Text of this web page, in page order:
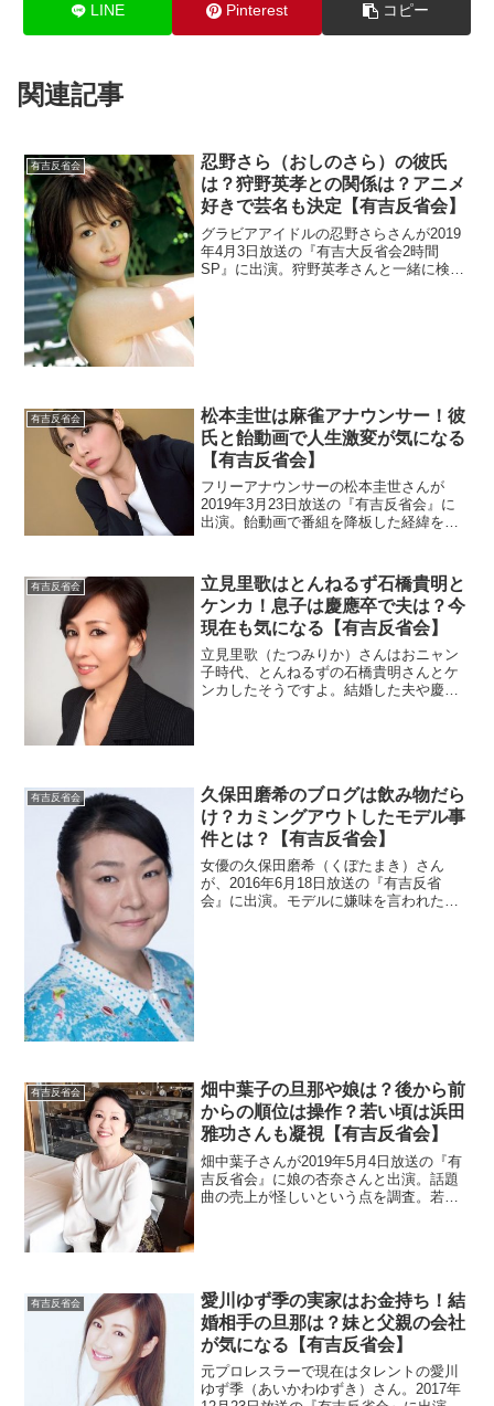
LINE Pinterest コピー
関連記事
有吉反省会
忍野さら（おしのさら）の彼氏
は？狩野英孝との関係は？アニメ
好きで芸名も決定【有吉反省会】
グラビアアイドルの忍野さらさんが2019
年4月3日放送の『有吉大反省会2時間
SP』に出演。狩野英孝さんと一緒に検索
有吉反省会
松本圭世は麻雀アナウンサー！彼
氏と飴動画で人生激変が気になる
【有吉反省会】
フリーアナウンサーの松本圭世さんが
2019年3月23日放送の『有吉反省会』に
出演。飴動画で番組を降板した経緯を調
有吉反省会
立見里歌はとんねるず石橋貴明と
ケンカ！息子は慶應卒で夫は？今
現在も気になる【有吉反省会】
立見里歌（たつみりか）さんはおニャン
子時代、とんねるずの石橋貴明さんとケ
ンカしたそうですよ。結婚した夫や慶応
有吉反省会
久保田磨希のブログは飲み物だら
け？カミングアウトしたモデル事
件とは？【有吉反省会】
女優の久保田磨希（くぼたまき）さん
が、2016年6月18日放送の『有吉反省
会』に出演。モデルに嫌味を言われたら
有吉反省会
畑中葉子の旦那や娘は？後から前
からの順位は操作？若い頃は浜田
雅功さんも凝視【有吉反省会】
畑中葉子さんが2019年5月4日放送の『有
吉反省会』に娘の杏奈さんと出演。話題
曲の売上が怪しいという点を調査。若い
有吉反省会
愛川ゆず季の実家はお金持ち！結
婚相手の旦那は？妹と父親の会社
が気になる【有吉反省会】
元プロレスラーで現在はタレントの愛川
ゆず季（あいかわゆずき）さん。2017年